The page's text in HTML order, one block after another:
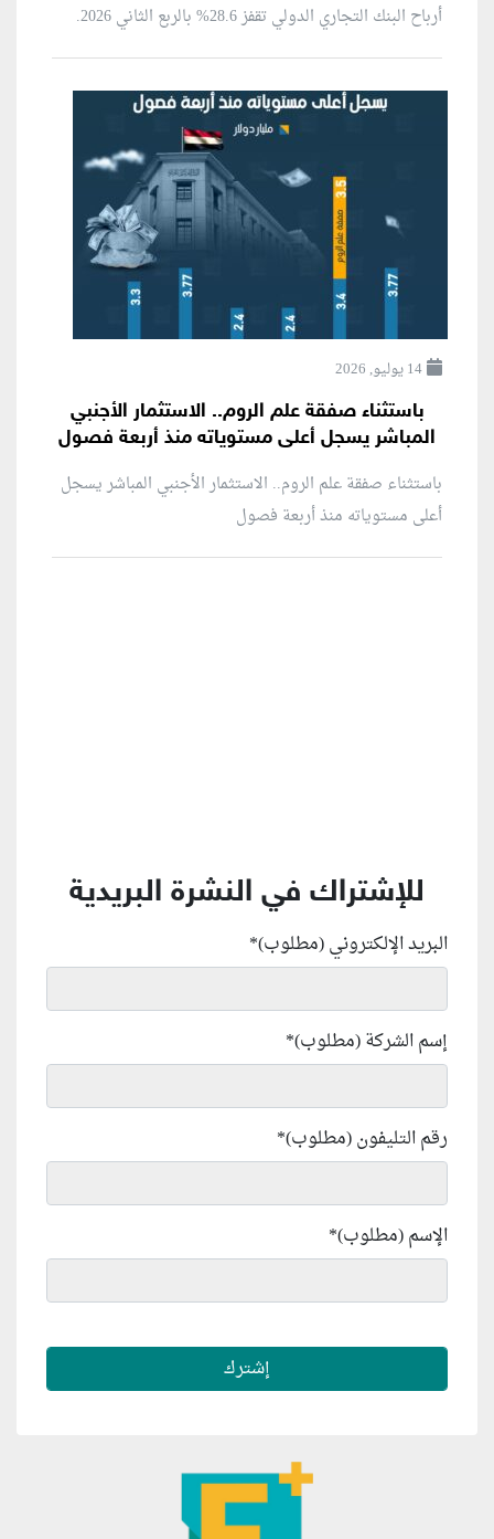
أرباح البنك التجاري الدولي تقفز 28.6% بالربع الثاني 2026.
14 يوليو, 2026
باستثناء صفقة علم الروم.. الاستثمار الأجنبي
المباشر يسجل أعلى مستوياته منذ أربعة فصول
باستثناء صفقة علم الروم.. الاستثمار الأجنبي المباشر يسجل
أعلى مستوياته منذ أربعة فصول
للإشتراك في النشرة البريدية
البريد الإلكتروني (مطلوب)*
إسم الشركة (مطلوب)*
رقم التليفون (مطلوب)*
الإسم (مطلوب)*